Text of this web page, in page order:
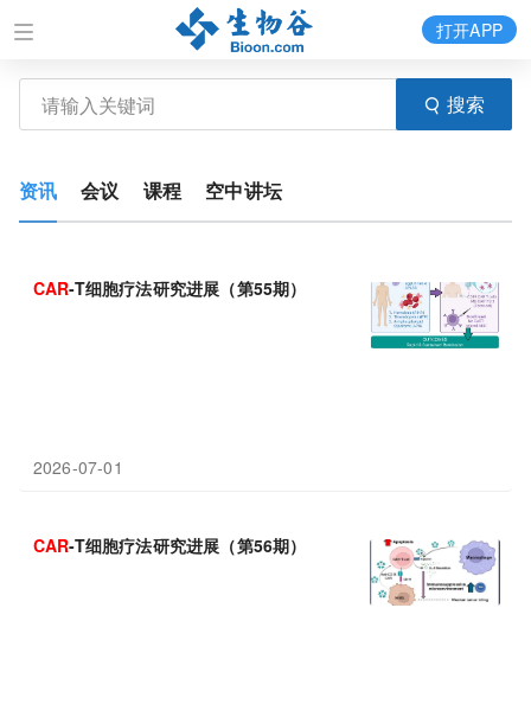
搜索
打开APP
资讯 会议 课程 空中讲坛
CAR-T细胞疗法研究进展（第55期）
2026-07-01
CAR-T细胞疗法研究进展（第56期）